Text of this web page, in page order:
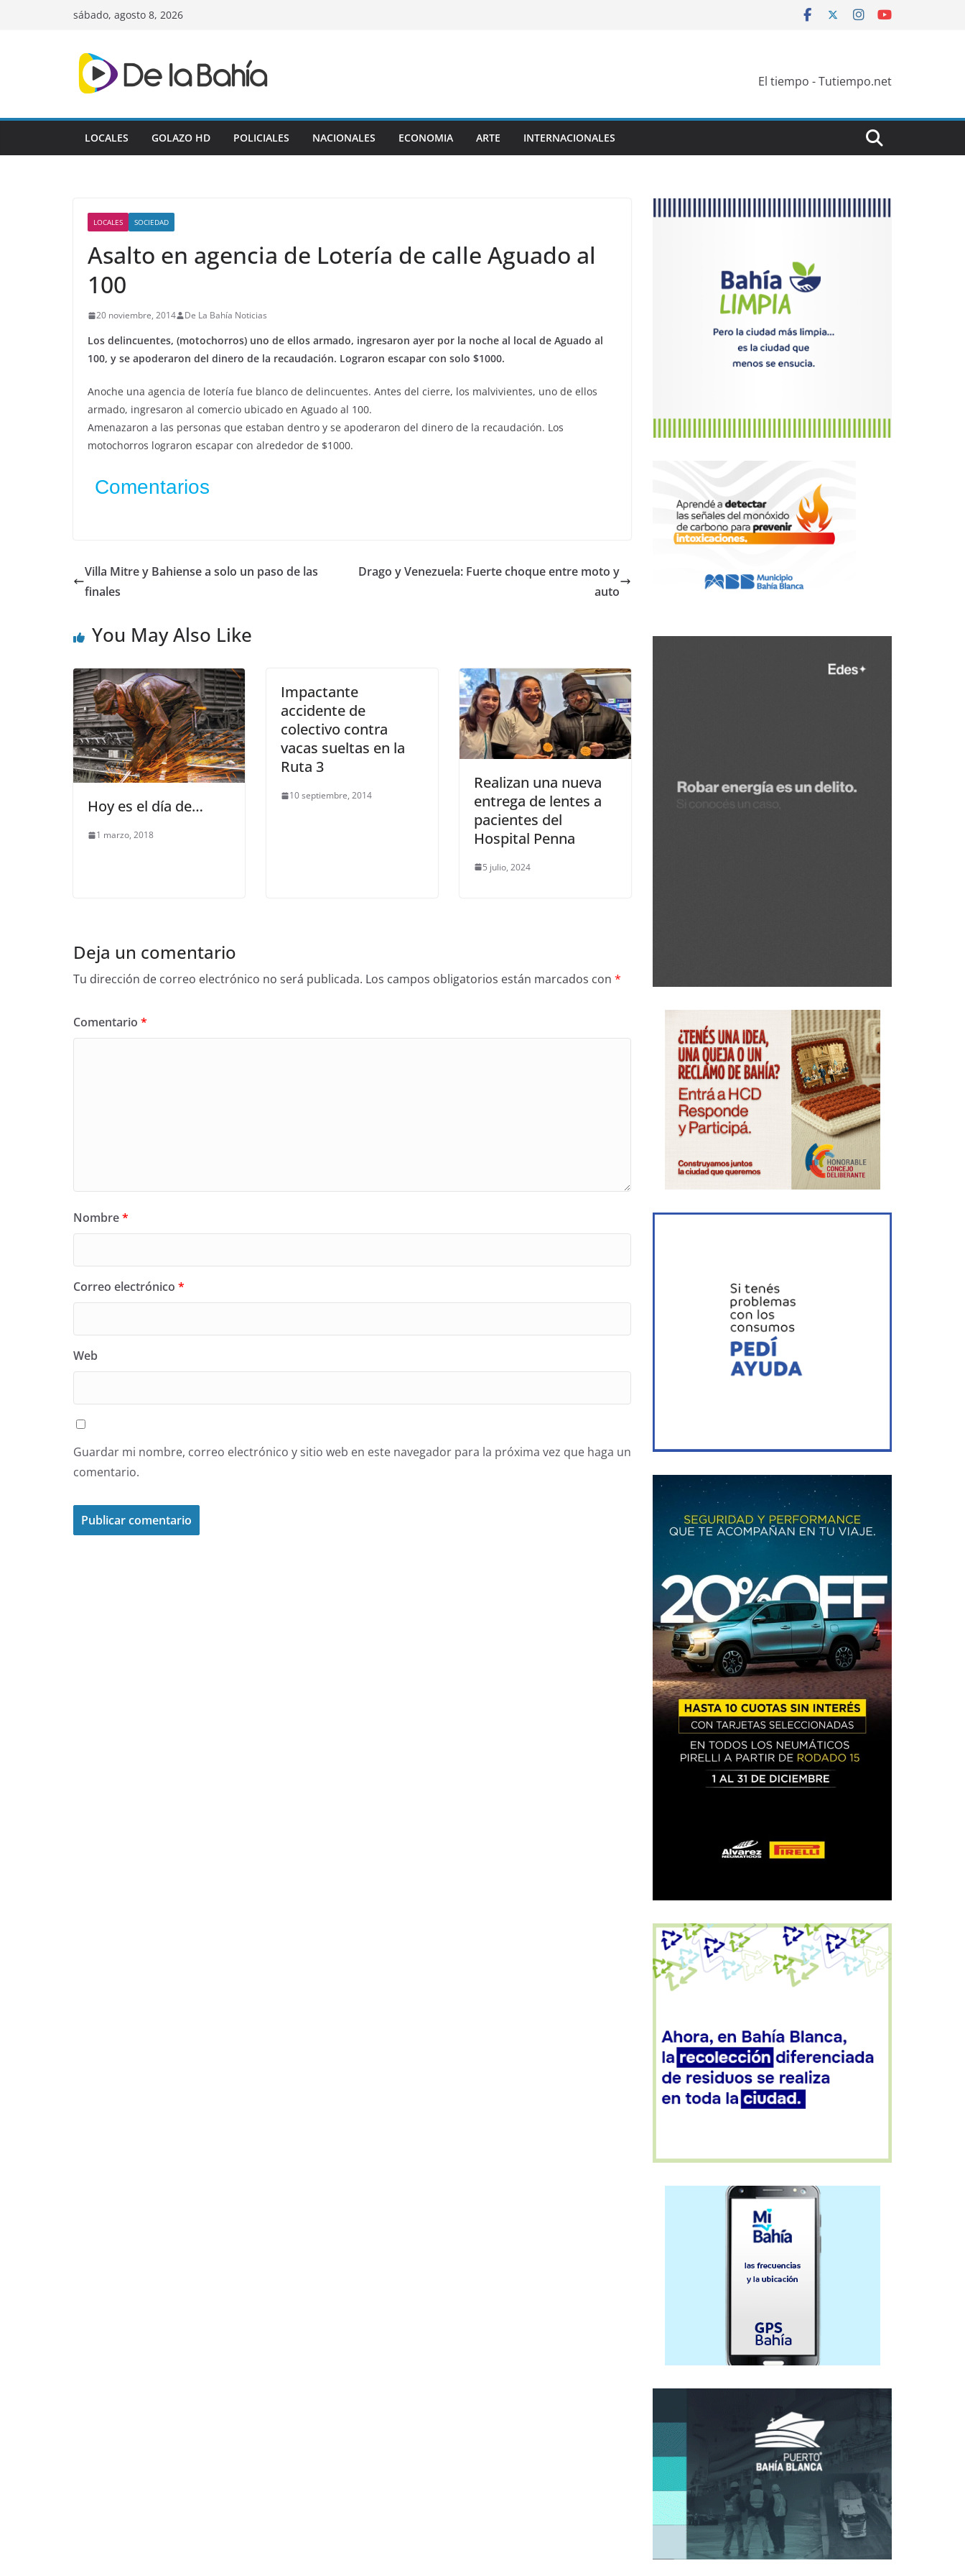
sábado, agosto 8, 2026
El tiempo - Tutiempo.net
LOCALES GOLAZO HD POLICIALES NACIONALES ECONOMIA ARTE INTERNACIONALES
LOCALES SOCIEDAD
Asalto en agencia de Lotería de calle Aguado al
100
20 noviembre, 2014 De La Bahía Noticias
Los delincuentes, (motochorros) uno de ellos armado, ingresaron ayer por la noche al local de Aguado al
100, y se apoderaron del dinero de la recaudación. Lograron escapar con solo $1000.
Anoche una agencia de lotería fue blanco de delincuentes. Antes del cierre, los malvivientes, uno de ellos
armado, ingresaron al comercio ubicado en Aguado al 100.
Amenazaron a las personas que estaban dentro y se apoderaron del dinero de la recaudación. Los
motochorros lograron escapar con alrededor de $1000.
Comentarios
Villa Mitre y Bahiense a solo un paso de las
finales
Drago y Venezuela: Fuerte choque entre moto y
auto
You May Also Like
Hoy es el día de…
1 marzo, 2018
Impactante
accidente de
colectivo contra
vacas sueltas en la
Ruta 3
10 septiembre, 2014
Realizan una nueva
entrega de lentes a
pacientes del
Hospital Penna
5 julio, 2024
Deja un comentario
Tu dirección de correo electrónico no será publicada. Los campos obligatorios están marcados con *
Comentario *
Nombre*
Correo electrónico *
Web
Guardar mi nombre, correo electrónico y sitio web en este navegador para la próxima vez que haga un
comentario.